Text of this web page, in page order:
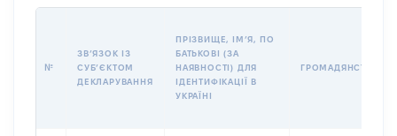
№
ЗВʼЯЗОК ІЗ
СУБʼЄКТОМ
ДЕКЛАРУВАННЯ
ПРІЗВИЩЕ, ІМʼЯ, ПО
БАТЬКОВІ (ЗА
НАЯВНОСТІ) ДЛЯ
ІДЕНТИФІКАЦІЇ В
УКРАЇНІ
ГРОМАДЯНСТВО